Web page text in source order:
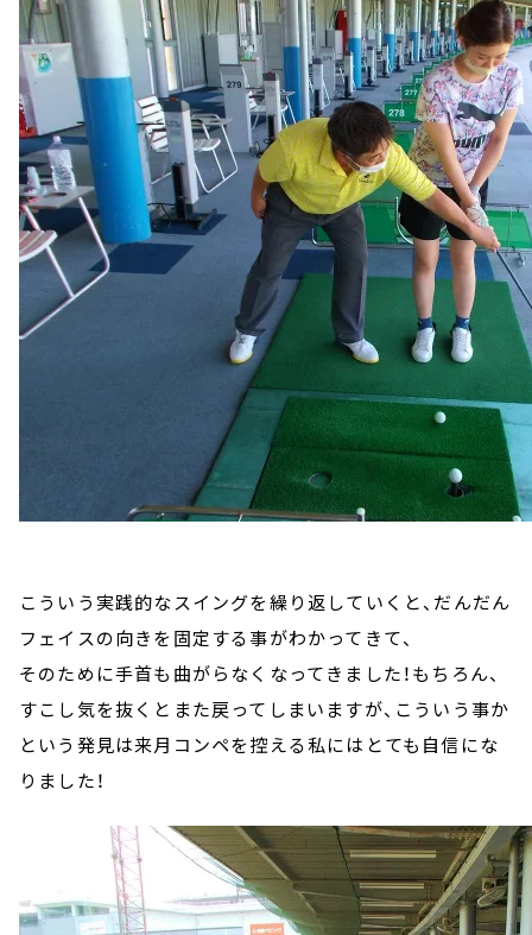
こういう実践的なスイングを繰り返していくと、だんだん
フェイスの向きを固定する事がわかってきて、
そのために手首も曲がらなくなってきました！もちろん、
すこし気を抜くとまた戻ってしまいますが、こういう事か
という発見は来月コンペを控える私にはとても自信にな
りました！